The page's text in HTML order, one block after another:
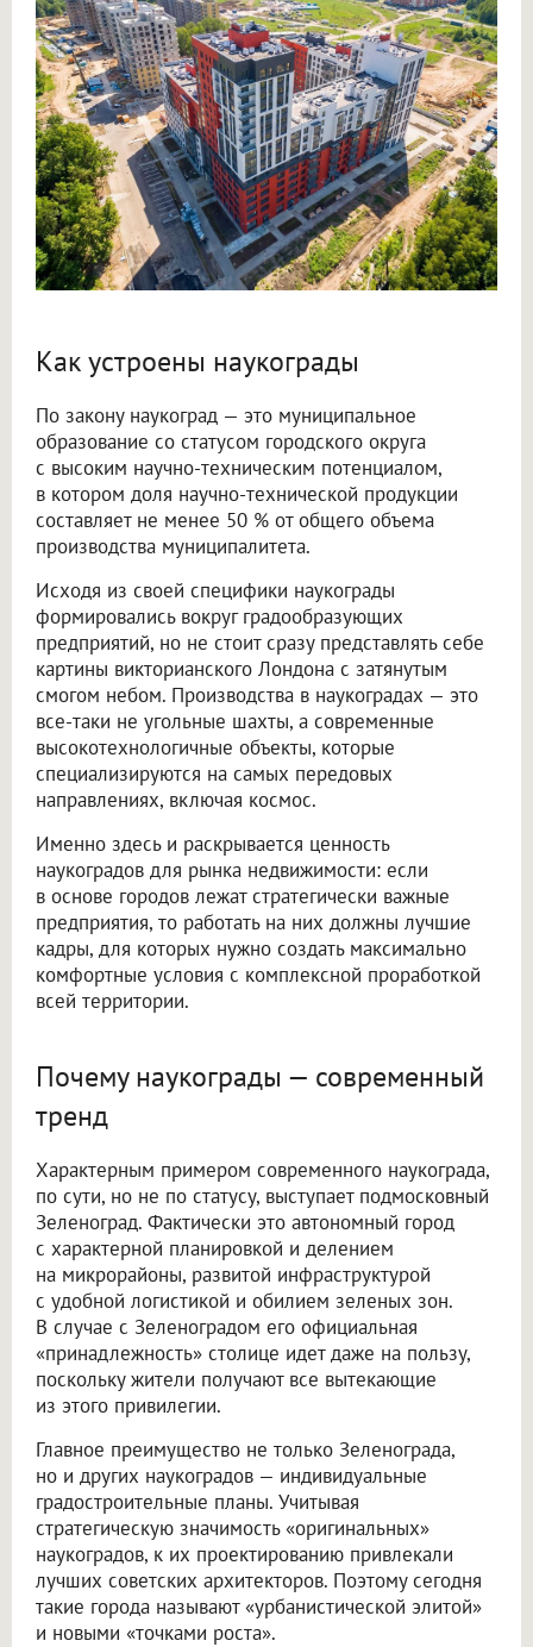
Как устроены наукограды
По закону наукоград — это муниципальное
образование со статусом городского округа
с высоким научно-техническим потенциалом,
в котором доля научно-технической продукции
составляет не менее 50 % от общего объема
производства муниципалитета.
Исходя из своей специфики наукограды
формировались вокруг градообразующих
предприятий, но не стоит сразу представлять себе
картины викторианского Лондона с затянутым
смогом небом. Производства в наукоградах — это
все-таки не угольные шахты, а современные
высокотехнологичные объекты, которые
специализируются на самых передовых
направлениях, включая космос.
Именно здесь и раскрывается ценность
наукоградов для рынка недвижимости: если
в основе городов лежат стратегически важные
предприятия, то работать на них должны лучшие
кадры, для которых нужно создать максимально
комфортные условия с комплексной проработкой
всей территории.
Почему наукограды — современный
тренд
Характерным примером современного наукограда,
по сути, но не по статусу, выступает подмосковный
Зеленоград. Фактически это автономный город
с характерной планировкой и делением
на микрорайоны, развитой инфраструктурой
с удобной логистикой и обилием зеленых зон.
В случае с Зеленоградом его официальная
«принадлежность» столице идет даже на пользу,
поскольку жители получают все вытекающие
из этого привилегии.
Главное преимущество не только Зеленограда,
но и других наукоградов — индивидуальные
градостроительные планы. Учитывая
стратегическую значимость «оригинальных»
наукоградов, к их проектированию привлекали
лучших советских архитекторов. Поэтому сегодня
такие города называют «урбанистической элитой»
и новыми «точками роста».